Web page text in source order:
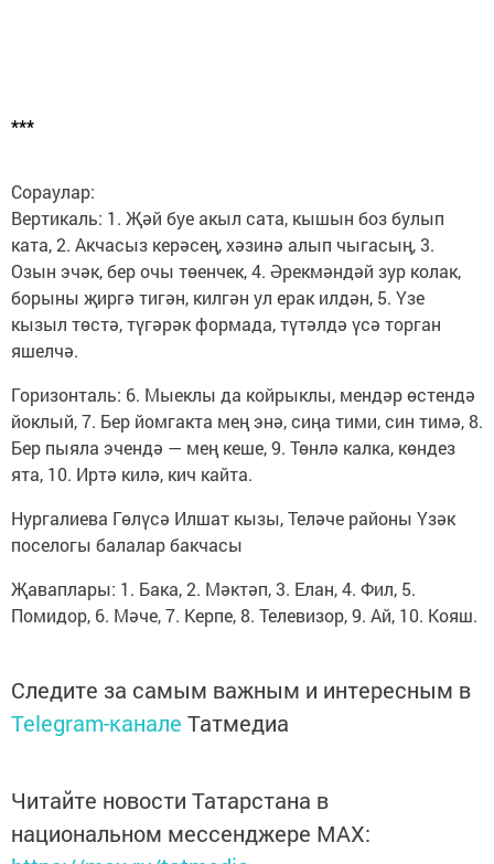
***
Сораулар:
Вертикаль: 1. Җәй буе акыл сата, кышын боз булып
ката, 2. Акчасыз керәсең, хәзинә алып чыгасың, 3.
Озын эчәк, бер очы төенчек, 4. Әрекмәндәй зур колак,
борыны җиргә тигән, килгән ул ерак илдән, 5. Үзе
кызыл төстә, түгәрәк формада, түтәлдә үсә торган
яшелчә.
Горизонталь: 6. Мыеклы да койрыклы, мендәр өстендә
йоклый, 7. Бер йомгакта мең энә, сиңа тими, син тимә, 8.
Бер пыяла эчендә — мең кеше, 9. Төнлә калка, көндез
ята, 10. Иртә килә, кич кайта.
Нургалиева Гөлүсә Илшат кызы, Теләче районы Үзәк
поселогы балалар бакчасы
Җаваплары: 1. Бака, 2. Мәктәп, 3. Елан, 4. Фил, 5.
Помидор, 6. Мәче, 7. Керпе, 8. Телевизор, 9. Ай, 10. Кояш.
Следите за самым важным и интересным в
Telegram-канале Татмедиа
Читайте новости Татарстана в
национальном мессенджере MАХ: